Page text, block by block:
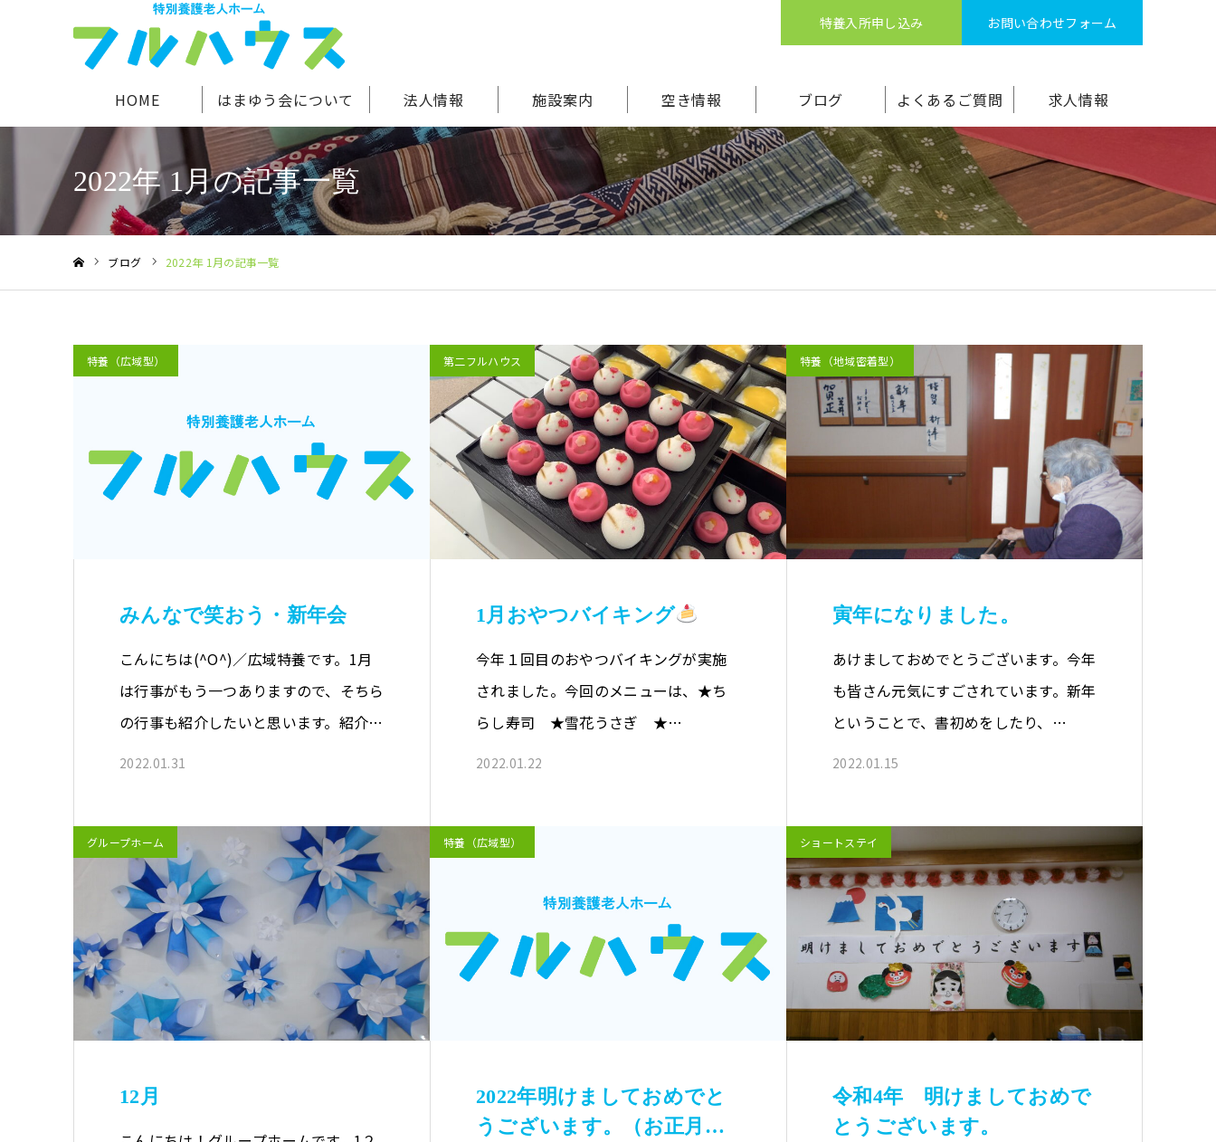
特養入所申し込み お問い合わせフォーム
HOME はまゆう会について 法人情報 施設案内 空き情報 ブログ よくあるご質問 求人情報
2022年 1月の記事一覧
ブログ 2022年 1月の記事一覧
特養（広域型）
みんなで笑おう・新年会
こんにちは(^O^)／広域特養です。1月
は行事がもう一つありますので、そちら
の行事も紹介したいと思います。紹介…
2022.01.31
第二フルハウス
1月おやつバイキング
今年１回目のおやつバイキングが実施
されました。今回のメニューは、★ち
らし寿司 ★雪花うさぎ ★…
2022.01.22
特養（地域密着型）
寅年になりました。
あけましておめでとうございます。今年
も皆さん元気にすごされています。新年
ということで、書初めをしたり、…
2022.01.15
グループホーム
12月
特養（広域型）
2022年明けましておめでと
うございます。（お正月遊
ショートステイ
令和4年 明けましておめで
とうございます。